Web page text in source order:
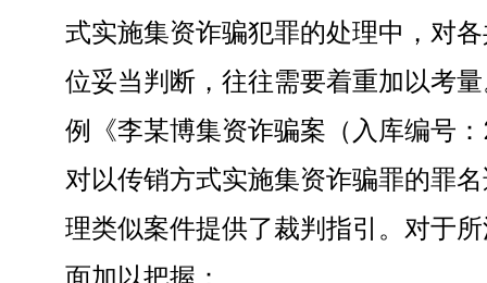
式实施集资诈骗犯罪的处理中，对
位妥当判断，往往需要着重加以考
例《李某博集资诈骗案（入库编号
对以传销方式实施集资诈骗罪的罪
理类似案件提供了裁判指引。对于